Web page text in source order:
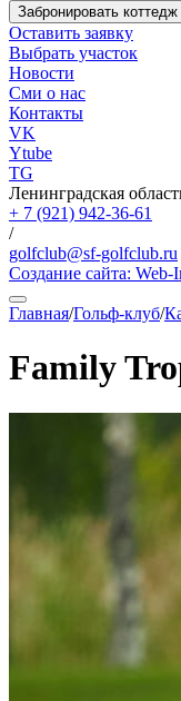
Забронировать коттедж
Оставить заявку
Выбрать участок
Новости
Сми о нас
Контакты
VK
Ytube
TG
Ленинградская
+ 7 (921) 942-36-61
/
golfclub@sf-golfclub.ru
Создание сайта: Web-
Главная/Гольф-клуб/
Family